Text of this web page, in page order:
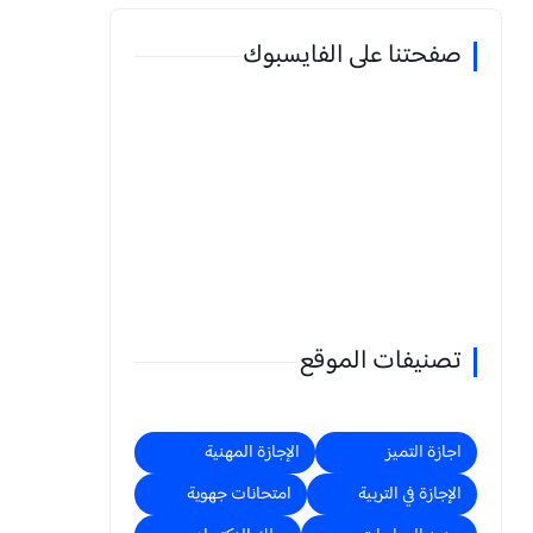
صفحتنا على الفايسبوك
تصنيفات الموقع
اجازة التميز
الإجازة المهنية
الإجازة في التربية
امتحانات جهوية